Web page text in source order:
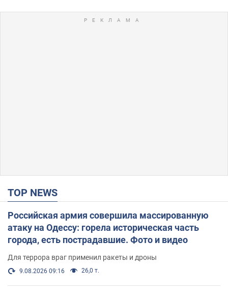
TOP NEWS
Российская армия совершила массированную
атаку на Одессу: горела историческая часть
города, есть пострадавшие. Фото и видео
Для террора враг применил ракеты и дроны
9.08.2026 09:16 26,0 т.